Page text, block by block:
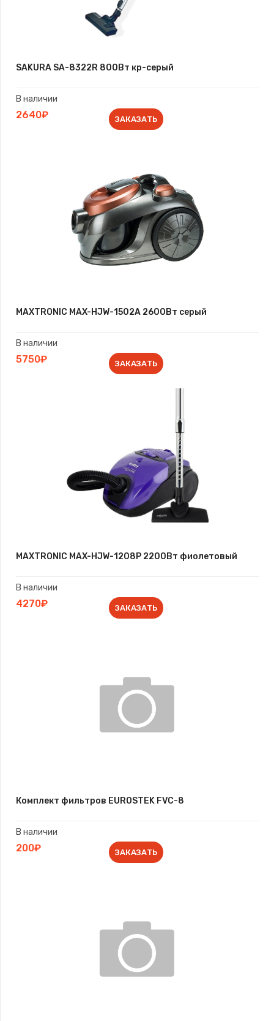
SAKURA SA-8322R 800Вт кр-серый
В наличии
2640₽ ЗАКАЗАТЬ
MAXTRONIC MAX-HJW-1502A 2600Вт серый
В наличии
5750₽ ЗАКАЗАТЬ
MAXTRONIC MAX-HJW-1208P 2200Вт фиолетовый
В наличии
4270₽ ЗАКАЗАТЬ
Комплект фильтров EUROSTEK FVC-8
В наличии
200₽ ЗАКАЗАТЬ